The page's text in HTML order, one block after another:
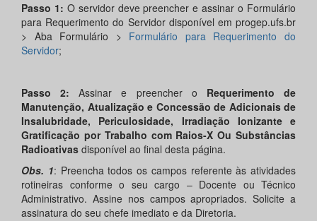
Passo 1: O servidor deve preencher e assinar o Formulário
para Requerimento do Servidor disponível em progep.ufs.br
> Aba Formulário > Formulário para Requerimento do
Servidor;
Passo 2: Assinar e preencher o Requerimento de
Manutenção, Atualização e Concessão de Adicionais de
Insalubridade, Periculosidade, Irradiação Ionizante e
Gratificação por Trabalho com Raios-X Ou Substâncias
Radioativas disponível ao final desta página.
Obs. 1: Preencha todos os campos referente às atividades
rotineiras conforme o seu cargo – Docente ou Técnico
Administrativo. Assine nos campos apropriados. Solicite a
assinatura do seu chefe imediato e da Diretoria.